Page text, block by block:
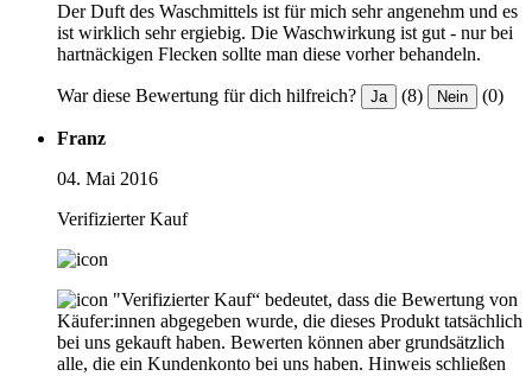
Der Duft des Waschmittels ist für mich sehr angenehm und es
ist wirklich sehr ergiebig. Die Waschwirkung ist gut - nur bei
hartnäckigen Flecken sollte man diese vorher behandeln.
War diese Bewertung für dich hilfreich? Ja (8) Nein (0)
Franz
04. Mai 2016
Verifizierter Kauf
"Verifizierter Kauf“ bedeutet, dass die Bewertung von
Käufer:innen abgegeben wurde, die dieses Produkt tatsächlich
bei uns gekauft haben. Bewerten können aber grundsätzlich
alle, die ein Kundenkonto bei uns haben. Hinweis schließen